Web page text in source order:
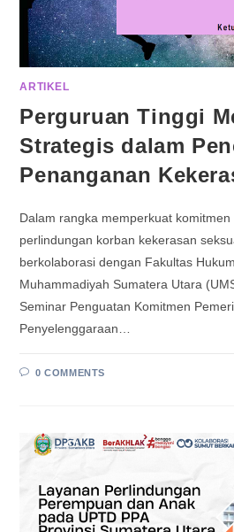
ARTIKEL
Perguruan Tinggi
Strategis dalam
Penanganan
Dalam rangka memperkuat
perlindungan korban kekerasan
berkolaborasi dengan Fakultas
Muhammadiyah Sumatera Utara
Seminar Penguatan Komitmen
Penyelenggaraan…
0 COMMENTS